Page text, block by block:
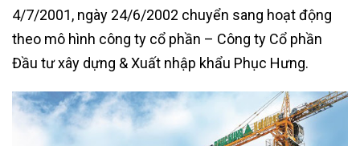
4/7/2001, ngày 24/6/2002 chuyển sang hoạt động
theo mô hình công ty cổ phần – Công ty Cổ phần
Đầu tư xây dựng & Xuất nhập khẩu Phục Hưng.